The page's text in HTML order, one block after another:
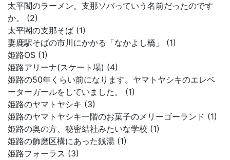
太平閣のラーメン。支那ソバっていう名前だったのです
か。 (2)
太平閣の支那そば (1)
妻鹿駅そばの市川にかかる「なかよし橋」 (1)
姫路OS (1)
姫路アリーナ(スケート場) (4)
姫路の50年くらい前になります。ヤマトヤシキのエレベ
ーターガールをしていました。 (1)
姫路のヤマトヤシキ (3)
姫路のヤマトヤシキ一階のお菓子のメリーゴーランド (1)
姫路の奥の方、秘密結社みたいな学校 (1)
姫路の飾磨区構にあった銭湯 (1)
姫路フォーラス (3)